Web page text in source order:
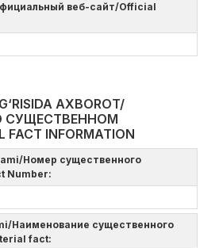
веб-сайт/Official
AXBOROT/
СУЩЕСТВЕННОМ
INFORMATION
Номер существенного
Number:
Наименование существенного
fact: